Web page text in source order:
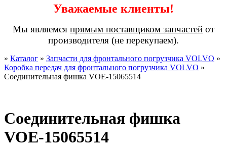
Уважаемые клиенты!
Мы являемся прямым поставщиком запчастей от
производителя (не перекупаем).
» Каталог » Запчасти для фронтального погрузчика VOLVO »
Коробка передач для фронтального погрузчика VOLVO »
Соединительная фишка VOE-15065514
Соединительная фишка
VOE-15065514